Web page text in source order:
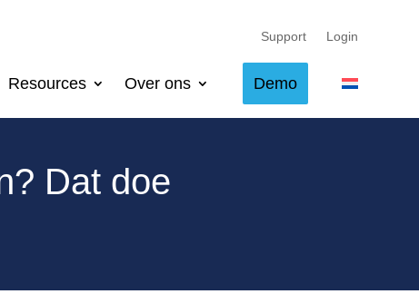
Support Login
Resources Over ons Demo
Dat doe